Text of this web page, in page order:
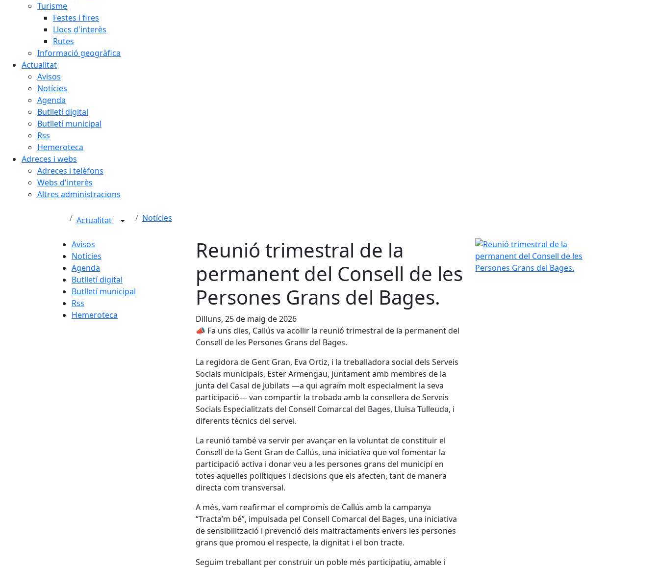
Turisme
Festes i fires
Llocs d'interès
Rutes
Informació geogràfica
Actualitat
Avisos
Notícies
Agenda
Butlletí digital
Butlletí municipal
Rss
Hemeroteca
Adreces i webs
Adreces i telèfons
Webs d'interès
Altres administracions
Actualitat Notícies
Avisos
Notícies
Agenda
Butlletí digital
Butlletí municipal
Rss
Hemeroteca
Reunió trimestral de la
permanent del Consell de les
Persones Grans del Bages.
Dilluns, 25 de maig de 2026
📣 Fa uns dies, Callús va acollir la reunió trimestral de la permanent del
Consell de les Persones Grans del Bages.
La regidora de Gent Gran, Eva Ortiz, i la treballadora social dels Serveis
Socials municipals, Ester Armengau, juntament amb membres de la
junta del Casal de Jubilats —a qui agraïm molt especialment la seva
participació— van compartir la trobada amb la consellera de Serveis
Socials Especialitzats del Consell Comarcal del Bages, Lluïsa Tulleuda, i
diferents tècnics del servei.
La reunió també va servir per avançar en la voluntat de constituir el
Consell de la Gent Gran de Callús, una iniciativa que vol fomentar la
participació activa i donar veu a les persones grans del municipi en
totes aquelles polítiques i decisions que els afecten, tant de manera
directa com transversal.
A més, vam reafirmar el compromís de Callús amb la campanya
“Tracta’m bé”, impulsada pel Consell Comarcal del Bages, una iniciativa
de sensibilització i prevenció dels maltractaments envers les persones
grans que promou el respecte, la dignitat i el bon tracte.
Seguim treballant per construir un poble més participatiu, amable i
Reunió trimestral de la permanent del Consell de